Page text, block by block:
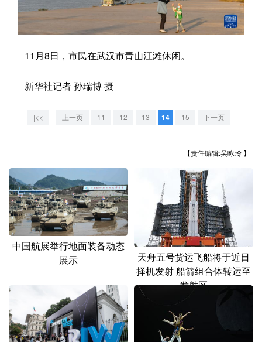
学术中国 乡村振兴 银龄 溯源中国
城市 旅游 能源 会展
彩票 娱乐 时尚
公益 一带一路
北京 天津
辽宁 吉林 上海 江苏
浙江 安徽 福建 江西
山东 河南 湖北 湖南
海南 重庆
贵州
陕西 甘肃 青海 宁夏
11月8日，市民在武汉市青山江滩休闲。
新华社记者 孙瑞博 摄
|<< 上一页 11 12 13 14 15 下一页
【责任编辑:吴咏玲 】
中国航展举行地面装备动态
展示
天舟五号货运飞船将于近日
择机发射 船箭组合体转运至
发射区